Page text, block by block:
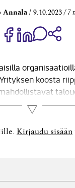
Annala 9.10.2023 7
Jaa Share on
Jaa Share on
Jaa
koosta
ja
avulla.
Lue lisää
Kirjaudu sisään